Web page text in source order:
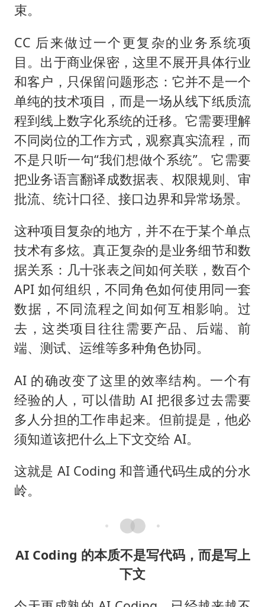
束。
CC 后来做过一个更复杂的业务系统项
目。出于商业保密，这里不展开具体行业
和客户，只保留问题形态：它并不是一个
单纯的技术项目，而是一场从线下纸质流
程到线上数字化系统的迁移。它需要理解
不同岗位的工作方式，观察真实流程，而
不是只听一句“我们想做个系统”。它需要
把业务语言翻译成数据表、权限规则、审
批流、统计口径、接口边界和异常场景。
这种项目复杂的地方，并不在于某个单点
技术有多炫。真正复杂的是业务细节和数
据关系：几十张表之间如何关联，数百个
API 如何组织，不同角色如何使用同一套
数据，不同流程之间如何互相影响。过
去，这类项目往往需要产品、后端、前
端、测试、运维等多种角色协同。
AI 的确改变了这里的效率结构。一个有
经验的人，可以借助 AI 把很多过去需要
多人分担的工作串起来。但前提是，他必
须知道该把什么上下文交给 AI。
这就是 AI Coding 和普通代码生成的分水
岭。
AI Coding 的本质不是写代码，而是写上
下文